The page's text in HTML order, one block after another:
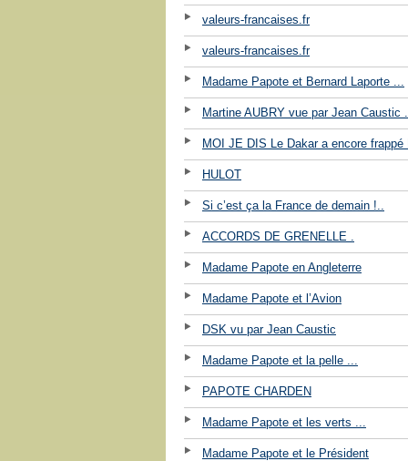
valeurs-francaises.fr
valeurs-francaises.fr
Madame Papote et Bernard Laporte ...
Martine AUBRY vue par Jean Caustic ...
MOI JE DIS Le Dakar a encore frappé
HULOT
Si c’est ça la France de demain !..
ACCORDS DE GRENELLE .
Madame Papote en Angleterre
Madame Papote et l’Avion
DSK vu par Jean Caustic
Madame Papote et la pelle ...
PAPOTE CHARDEN
Madame Papote et les verts ...
Madame Papote et le Président